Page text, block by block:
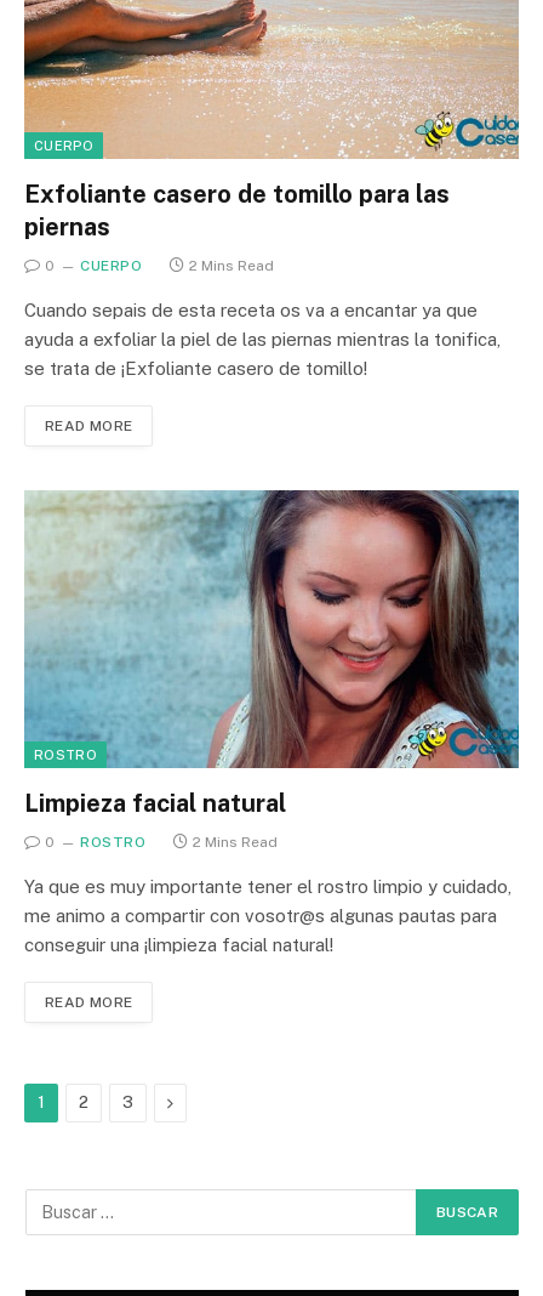
CUERPO
Exfoliante casero de tomillo para las
piernas
0 CUERPO 2 Mins Read
Cuando sepais de esta receta os va a encantar ya que
ayuda a exfoliar la piel de las piernas mientras la tonifica,
se trata de ¡Exfoliante casero de tomillo!
READ MORE
ROSTRO
Limpieza facial natural
0 ROSTRO 2 Mins Read
Ya que es muy importante tener el rostro limpio y cuidado,
me animo a compartir con vosotr@s algunas pautas para
conseguir una ¡limpieza facial natural!
READ MORE
1 2 3 Next